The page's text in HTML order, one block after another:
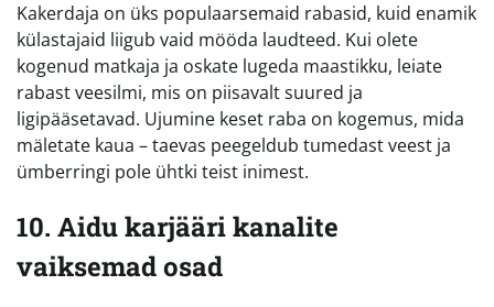
Kakerdaja on üks populaarsemaid rabasid, kuid enamik
külastajaid liigub vaid mööda laudteed. Kui olete
kogenud matkaja ja oskate lugeda maastikku, leiate
rabast veesilmi, mis on piisavalt suured ja
ligipääsetavad. Ujumine keset raba on kogemus, mida
mäletate kaua – taevas peegeldub tumedast veest ja
ümberringi pole ühtki teist inimest.
10. Aidu karjääri kanalite
vaiksemad osad